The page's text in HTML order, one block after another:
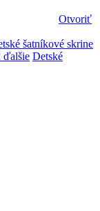
Otvoriť
šatníkové skrine
ďalšie Detské